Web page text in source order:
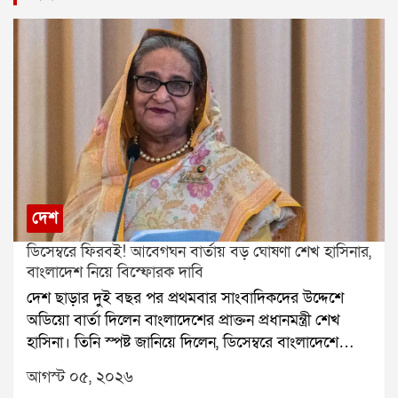
দেশ
ডিসেম্বরে ফিরবই! আবেগঘন বার্তায় বড় ঘোষণা শেখ হাসিনার,
বাংলাদেশ নিয়ে বিস্ফোরক দাবি
দেশ ছাড়ার দুই বছর পর প্রথমবার সাংবাদিকদের উদ্দেশে
অডিয়ো বার্তা দিলেন বাংলাদেশের প্রাক্তন প্রধানমন্ত্রী শেখ
হাসিনা। তিনি স্পষ্ট জানিয়ে দিলেন, ডিসেম্বরে বাংলাদেশে
ফেরার সিদ্ধান্ত নিয়েছেন। তবে ঠিক কোন দিনে ফিরবেন, তা
পরে জানানো হবে বলেও জানান তিনি। বক্তব্য রাখতে গিয়ে
আগস্ট ০৫, ২০২৬